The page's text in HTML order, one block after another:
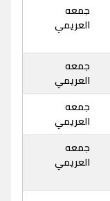
جمعه
العريمي
جمعه
العريمي
جمعه
العريمي
جمعه
العريمي